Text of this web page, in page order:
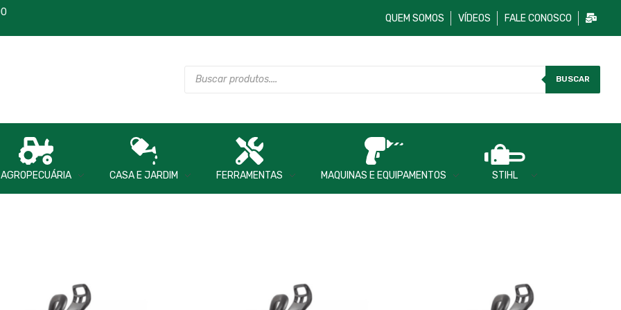
QUEM SOMOS VÍDEOS FALE CONOSCO
BUSCAR
AGROPECUÁRIA CASA E JARDIM FERRAMENTAS MAQUINAS E EQUIPAMENTOS STIHL